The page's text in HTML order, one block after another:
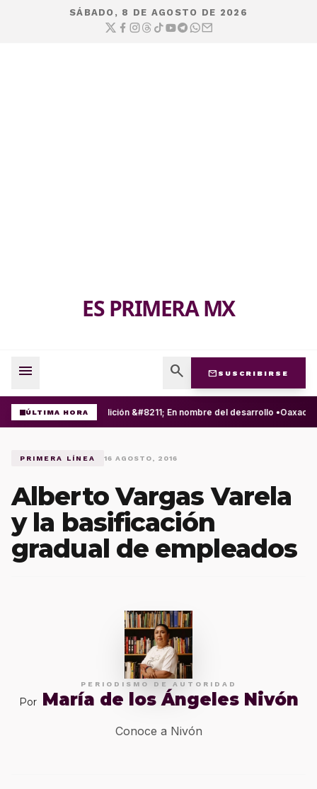
SÁBADO, 8 DE AGOSTO DE 2026
ES PRIMERA MX
menu search mail SUSCRIBIRSE
ÚLTIMA HORAExpolición &#8211; En nombre del desarrollo •Oaxaca
PRIMERA LÍNEA 16 AGOSTO, 2016
Alberto Vargas Varela
y la basificación
gradual de empleados
PERIODISMO DE AUTORIDAD
Por María de los Ángeles Nivón
Conoce a Nivón